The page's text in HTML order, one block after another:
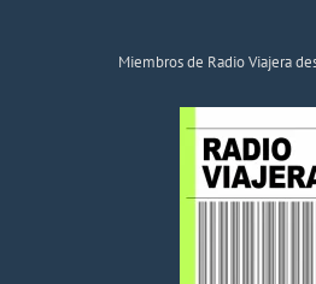
Miembros de Radio Viajera